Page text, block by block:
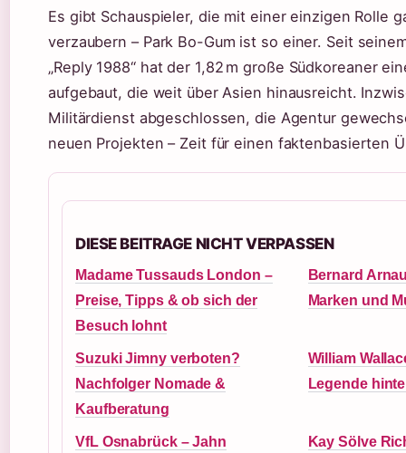
Es gibt Schauspieler, die mit einer einzigen Rolle
verzaubern – Park Bo-Gum ist so einer. Seit
„Reply 1988“ hat der 1,82 m große Südkoreaner
aufgebaut, die weit über Asien hinausreicht.
Militärdienst abgeschlossen, die Agentur
neuen Projekten – Zeit für einen faktenbasierten
DIESE BEITRAGE NICHT VERPASSEN
Madame Tussauds London –
Preise, Tipps & ob sich der
Besuch lohnt
Bernard
Marken und
Suzuki Jimny verboten?
Nachfolger Nomade &
Kaufberatung
William
Legende
VfL Osnabrück – Jahn
Kay Sölve